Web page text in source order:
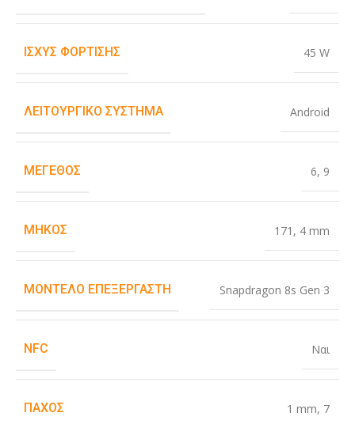
ΙΣΧΎΣ ΦΌΡΤΙΣΗΣ 45 W
ΛΕΙΤΟΥΡΓΙΚΌ ΣΎΣΤΗΜΑ Android
ΜΈΓΕΘΟΣ 6, 9
ΜΉΚΟΣ 171 , 4 mm
ΜΟΝΤΈΛΟ ΕΠΕΞΕΡΓΑΣΤΉ Snapdragon 8s Gen 3
NFC Ναι
ΠΆΧΟΣ 1 mm, 7